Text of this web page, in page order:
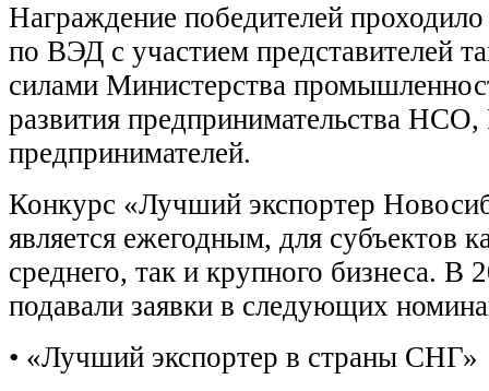
Награждение победителей
по ВЭД с участием представителей
силами Министерства
развития предпринимательства
предпринимателей.
Конкурс «Лучший экспортер
является ежегодным, для субъектов
среднего, так и крупного бизнеса. В
подавали заявки в следующих
• «Лучший экспортер в страны СНГ»